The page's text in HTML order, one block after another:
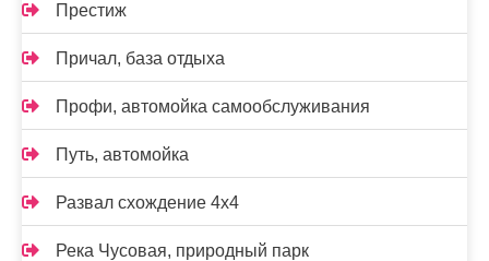
Престиж
Причал, база отдыха
Профи, автомойка самообслуживания
Путь, автомойка
Развал схождение 4х4
Река Чусовая, природный парк